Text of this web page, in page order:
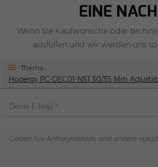
EINE
Wenn Sie Kaufwünsche oder
ausfüllen und wir werden uns
Thema :
Hopergy PC-DEC01-NS1 30/35 Mm